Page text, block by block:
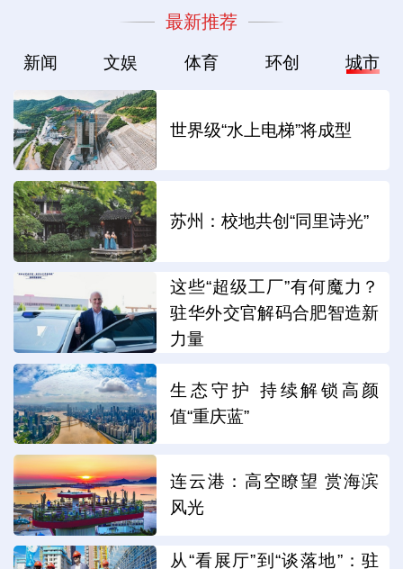
最新推荐
新闻 文娱 体育 环创 城市
世界级“水上电梯”将成型
苏州：校地共创“同里诗光”
这些“超级工厂”有何魔力？
驻华外交官解码合肥智造新
力量
生态守护 持续解锁高颜
值“重庆蓝”
连云港：高空瞭望 赏海滨
风光
从“看展厅”到“谈落地”：驻